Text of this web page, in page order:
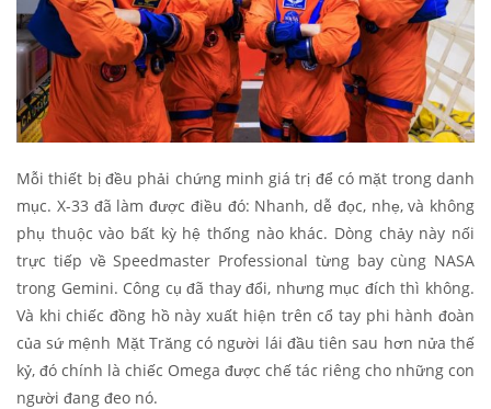
Mỗi thiết bị đều phải chứng minh giá trị để có mặt trong danh
mục. X-33 đã làm được điều đó: Nhanh, dễ đọc, nhẹ, và không
phụ thuộc vào bất kỳ hệ thống nào khác. Dòng chảy này nối
trực tiếp về Speedmaster Professional từng bay cùng NASA
trong Gemini. Công cụ đã thay đổi, nhưng mục đích thì không.
Và khi chiếc đồng hồ này xuất hiện trên cổ tay phi hành đoàn
của sứ mệnh Mặt Trăng có người lái đầu tiên sau hơn nửa thế
kỷ, đó chính là chiếc Omega được chế tác riêng cho những con
người đang đeo nó.